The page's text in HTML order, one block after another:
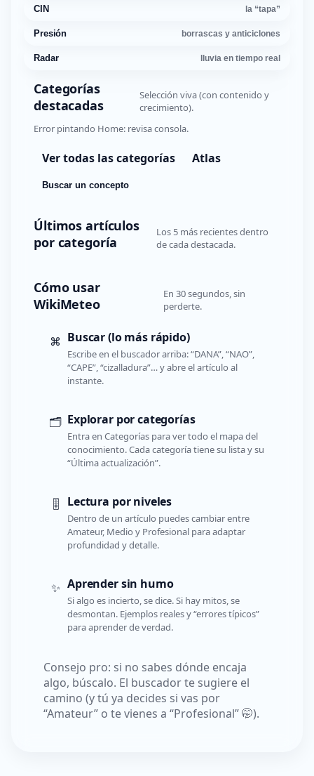
CIN la “tapa”
Presión borrascas y anticiclones
Radar lluvia en tiempo real
Categorías
destacadas
Selección viva (con contenido y
crecimiento).
Error pintando Home: revisa consola.
Ver todas las categorías Atlas
Buscar un concepto
Últimos artículos
por categoría
Los 5 más recientes dentro
de cada destacada.
Cómo usar
WikiMeteo
En 30 segundos, sin
perderte.
⌘ Buscar (lo más rápido)
Escribe en el buscador arriba: “DANA”, “NAO”,
“CAPE”, “cizalladura”… y abre el artículo al
instante.
🗂️ Explorar por categorías
Entra en Categorías para ver todo el mapa del
conocimiento. Cada categoría tiene su lista y su
“Última actualización”.
🎚️ Lectura por niveles
Dentro de un artículo puedes cambiar entre
Amateur, Medio y Profesional para adaptar
profundidad y detalle.
✨ Aprender sin humo
Si algo es incierto, se dice. Si hay mitos, se
desmontan. Ejemplos reales y “errores típicos”
para aprender de verdad.
Consejo pro: si no sabes dónde encaja
algo, búscalo. El buscador te sugiere el
camino (y tú ya decides si vas por
“Amateur” o te vienes a “Profesional” 🤭).